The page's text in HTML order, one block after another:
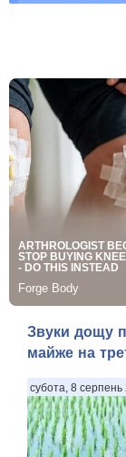
Звуки дощу
майже на
субота, 8 серпень